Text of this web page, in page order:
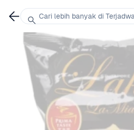
Cari lebih banyak di